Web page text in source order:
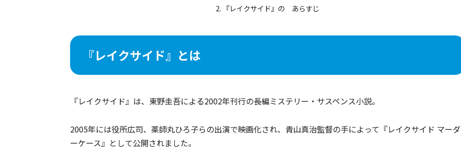
『レイクサイド』の あらすじ
『レイクサイド』とは
『レイクサイド』は、東野圭吾による2002年刊行の長編ミステリー・サスペンス小説。
2005年には役所広司、薬師丸ひろ子らの出演で映画化され、青山真治監督の手によって『レイクサイド マーダ
ーケース』として公開されました。